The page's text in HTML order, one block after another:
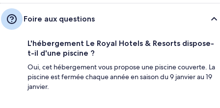
Foire aux questions
L'hébergement Le Royal Hotels & Resorts dispose-
t-il d'une piscine ?
Oui, cet hébergement vous propose une piscine couverte. La
piscine est fermée chaque année en saison du 9 janvier au 19
janvier.